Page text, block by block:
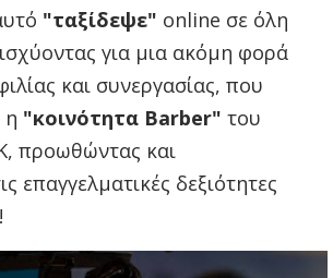
"ταξίδεψε" online σε όλη
για μια ακόμη φορά
και συνεργασίας, που
η "κοινότητα Barber" του
προωθώντας και
επαγγελματικές δεξιότητες